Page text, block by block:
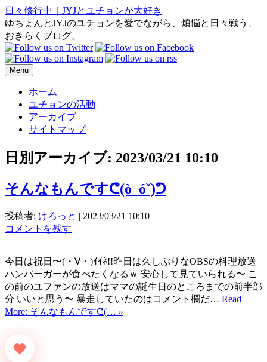
日々修行中｜JYJとユチョンが大好き
ゆちょんとJYJのユチョンを愛でながら、煩悩と日々戦う、
おきらくブログ。
Menu
ホーム
ユチョンの活動
アーカイブ
サイトマップ
日別アーカイブ: 2023/03/21 10:10
そんなもんですᕦ⁠(⁠ò⁠_⁠ó⁠ˇ⁠)⁠ᕤ
投稿者: けろっと | 2023/03/21 10:10
コメントを残す
今日は祝日〜(・∀・)ｲｲﾈ!!昨日は久しぶりなOBSの料理放送
ハンバーガーが食べたくなるｗ 安心して見ていられる〜 こ
の前のユファンの放送はママの誕生日のところまでの前半部
分 いいと思う〜 暴走していたのはコメント欄だ… Read
More: そんなもんですᕦ⁠(… »